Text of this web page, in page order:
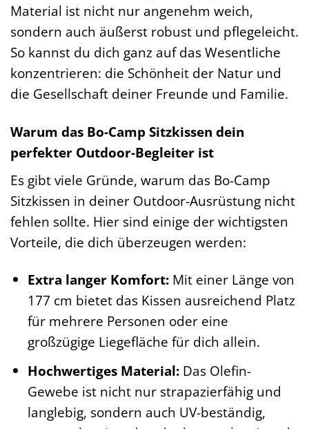
Material ist nicht nur angenehm weich,
sondern auch äußerst robust und pflegeleicht.
So kannst du dich ganz auf das Wesentliche
konzentrieren: die Schönheit der Natur und
die Gesellschaft deiner Freunde und Familie.
Warum das Bo-Camp Sitzkissen dein
perfekter Outdoor-Begleiter ist
Es gibt viele Gründe, warum das Bo-Camp
Sitzkissen in deiner Outdoor-Ausrüstung nicht
fehlen sollte. Hier sind einige der wichtigsten
Vorteile, die dich überzeugen werden:
Extra langer Komfort:Mit einer Länge von
177 cm bietet das Kissen ausreichend Platz
für mehrere Personen oder eine
großzügige Liegefläche für dich allein.
Hochwertiges Material:Das Olefin-
Gewebe ist nicht nur strapazierfähig und
langlebig, sondern auch UV-beständig,